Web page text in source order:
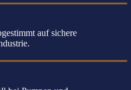
auf sichere